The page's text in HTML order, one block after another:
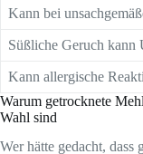
Kann bei
Süßliche Geruch kann
Kann allergische
Warum getrocknete
Wahl sind
Wer hätte gedacht,